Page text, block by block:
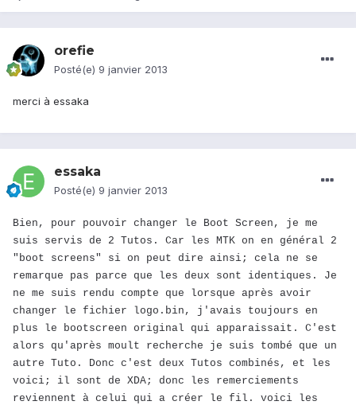
orefie
Posté(e) 9 janvier 2013
merci à essaka
essaka
Posté(e) 9 janvier 2013
Bien, pour pouvoir changer le Boot Screen, je me
suis servis de 2 Tutos. Car les MTK on en général 2
"boot screens" si on peut dire ainsi; cela ne se
remarque pas parce que les deux sont identiques. Je
ne me suis rendu compte que lorsque après avoir
changer le fichier logo.bin, j'avais toujours en
plus le bootscreen original qui apparaissait. C'est
alors qu'après moult recherche je suis tombé que un
autre Tuto. Donc c'est deux Tutos combinés, et les
voici; il sont de XDA; donc les remerciements
reviennent à celui qui a créer le fil. voici les